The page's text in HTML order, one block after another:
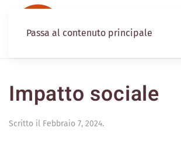
Passa al contenuto principale
Impatto sociale
Scritto il Febbraio 7, 2024.